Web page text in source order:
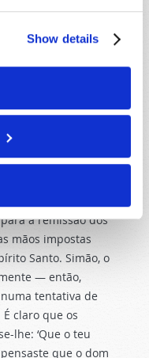
Show details
descido sobre
batizados em
o Espírito
o Espírito Santo.
apenas
nos dos nossos
a remissão dos
mãos impostas
Santo. Simão, o
— então,
tentativa de
claro que os
lhe: ‘Que o teu
que o dom